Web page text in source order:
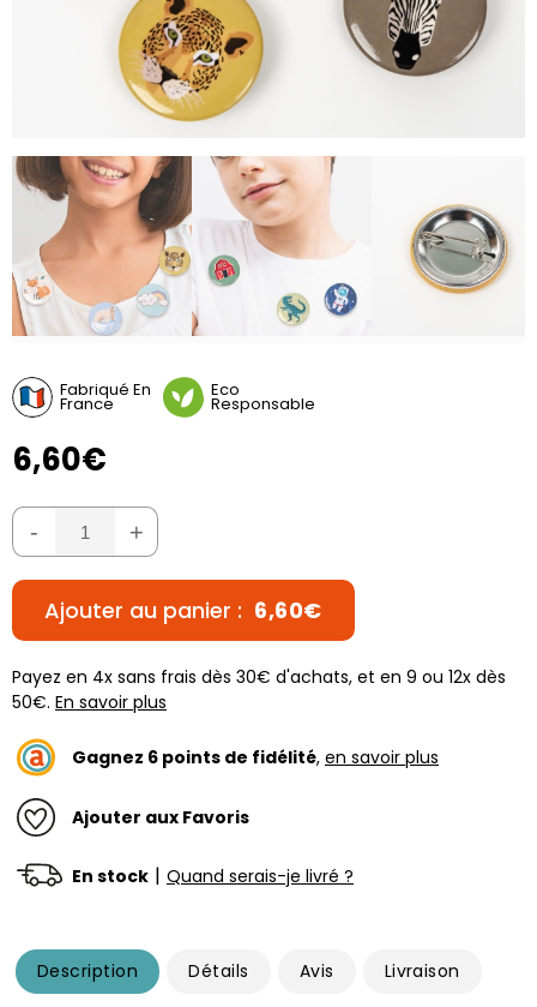
Fabriqué En
France
Eco
Responsable
6,60€
- +
Ajouter au panier : 6,60€
Payez en 4x sans frais dès 30€ d'achats, et en 9 ou 12x dès
50€. En savoir plus
Gagnez 6 points de fidélité, en savoir plus
Ajouter aux Favoris
En stock | Quand serais-je livré ?
Description Détails Avis Livraison